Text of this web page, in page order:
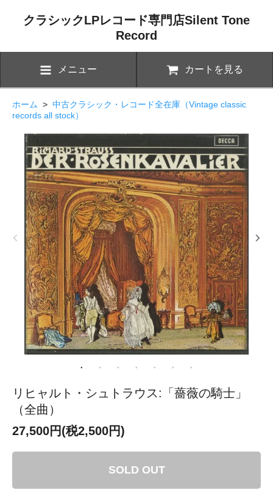
クラシックLPレコード専門店Silent Tone
Record
メニュー カートを見る
ホーム > 中古クラシック・レコード全在庫（Vintage classic
records all stock）
リヒャルト・シュトラウス:「薔薇の騎士」
（全曲）
27,500円(税2,500円)
SOLD OUT